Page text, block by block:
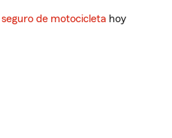
de motocicleta hoy